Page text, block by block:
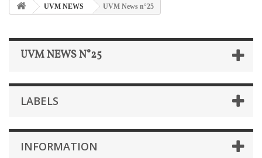
UVM NEWS UVM News n°25
UVM NEWS N°25
LABELS
INFORMATION